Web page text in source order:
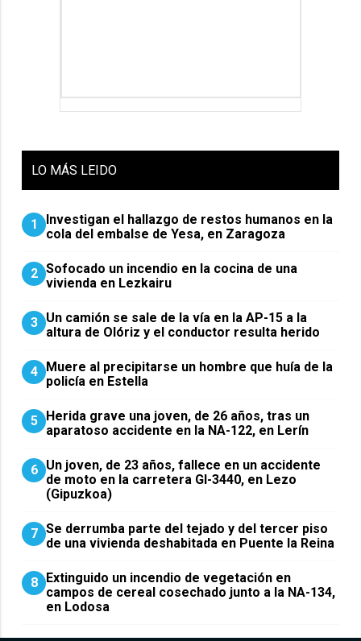
LO MÁS LEIDO
1
Investigan el hallazgo de restos humanos en la
cola del embalse de Yesa, en Zaragoza
2 Sofocado un incendio en la cocina de una
vivienda en Lezkairu
3 Un camión se sale de la vía en la AP-15 a la
altura de Olóriz y el conductor resulta herido
4
Muere al precipitarse un hombre que huía de la
policía en Estella
5
Herida grave una joven, de 26 años, tras un
aparatoso accidente en la NA-122, en Lerín
6 Un joven, de 23 años, fallece en un accidente
de moto en la carretera GI-3440, en Lezo
(Gipuzkoa)
7 Se derrumba parte del tejado y del tercer piso
de una vivienda deshabitada en Puente la Reina
8
Extinguido un incendio de vegetación en
campos de cereal cosechado junto a la NA-134,
en Lodosa